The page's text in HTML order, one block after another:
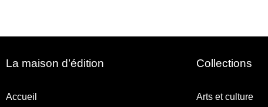
La maison d’édition
Accueil
Collections
Arts et culture